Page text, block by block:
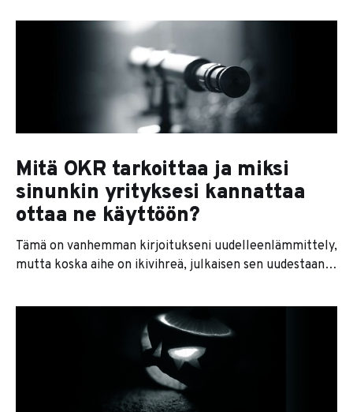
työtä vain tulee ovista ja ikkunoista sisään nopeammin
kuin mitä työtä valmistuu. Pahimmillaan tämä
tarkoittaa sitä, että osa työntekijöistä alkaa jo oireilla,
asiakkaista puhumattakaan. Joskus tilanne on niin
Mitä OKR tarkoittaa ja miksi
sinunkin yrityksesi kannattaa
ottaa ne käyttöön?
Tämä on vanhemman kirjoitukseni uudelleenlämmittely,
mutta koska aihe on ikivihreä, julkaisen sen uudestaan.
vajavaisuudesta tai palautetta ettei yrityksessäsi ole
kauhean selkeää se mitä tehdään tai miksi, ota
käyttöön OKR:t eli okrit (Objectives and Key Results).
Okrit ovat alunperin Andy Groven luoma
tavoitejohtamismalli, jolla